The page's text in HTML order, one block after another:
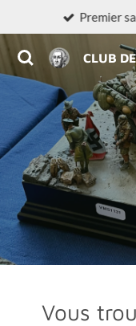
contenu
principal
CLUB
Premier
Vous